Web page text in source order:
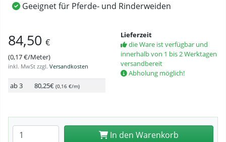
Geeignet für Pferde- und Rinderweiden
84,50 €
(0,17 €/Meter)
inkl. MwSt zzgl. Versandkosten
ab 3 80,25€ (0,16 €/m)
Lieferzeit
die Ware ist verfügbar und
innerhalb von 1 bis 2 Werktagen
versandbereit
Abholung möglich!
Anzahl eingeben In den Warenkorb